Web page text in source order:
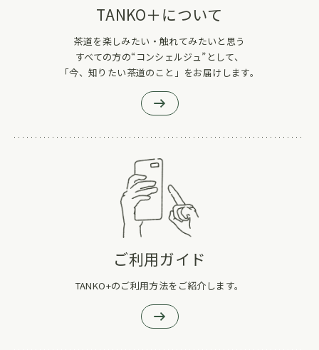
TANKO＋について
茶道を楽しみたい・触れてみたいと思う
すべての方の“コンシェルジュ”として、
「今、知りたい茶道のこと」をお届けします。
ご利用ガイド
TANKO+のご利用方法をご紹介します。